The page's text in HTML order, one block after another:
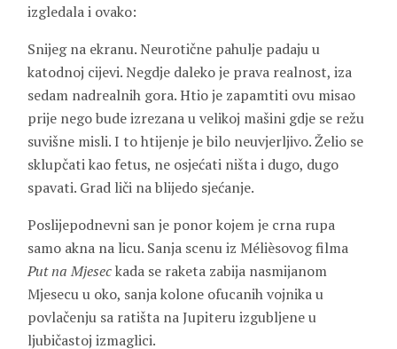
izgledala i ovako:
Snijeg na ekranu. Neurotične pahulje padaju u
katodnoj cijevi. Negdje daleko je prava realnost, iza
sedam nadrealnih gora. Htio je zapamtiti ovu misao
prije nego bude izrezana u velikoj mašini gdje se režu
suvišne misli. I to htijenje je bilo neuvjerljivo. Želio se
sklupčati kao fetus, ne osjećati ništa i dugo, dugo
spavati. Grad liči na blijedo sjećanje.
Poslijepodnevni san je ponor kojem je crna rupa
samo akna na licu. Sanja scenu iz Mélièsovog filma
Put na Mjeseckada se raketa zabija nasmijanom
Mjesecu u oko, sanja kolone ofucanih vojnika u
povlačenju sa ratišta na Jupiteru izgubljene u
ljubičastoj izmaglici.